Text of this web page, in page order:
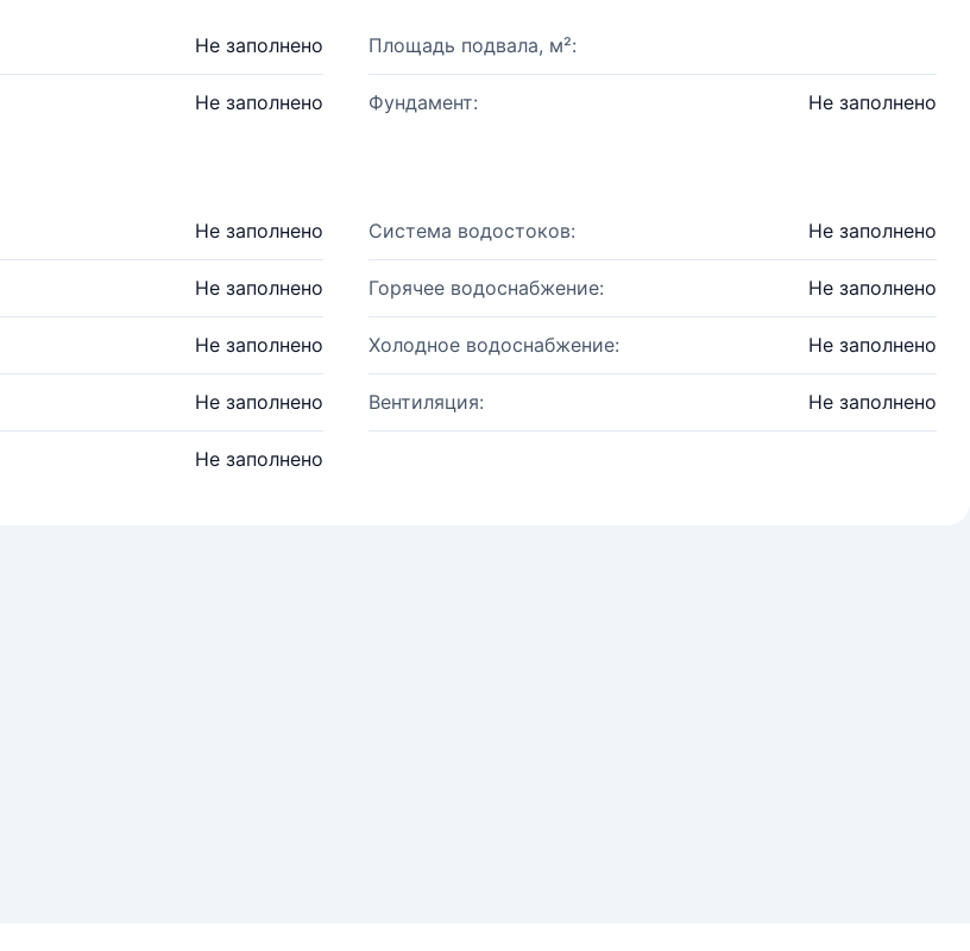
Не заполнено Площадь подвала, м²:
Не заполнено Фундамент: Не заполнено
Не заполнено Система водостоков: Не заполнено
Не заполнено Горячее водоснабжение: Не заполнено
Не заполнено Холодное водоснабжение: Не заполнено
Не заполнено Вентиляция: Не заполнено
Не заполнено